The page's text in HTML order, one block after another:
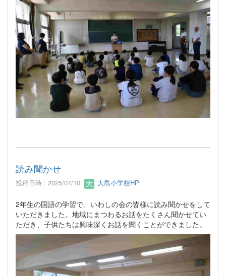
読み聞かせ
投稿日時 : 2025/07/10 大島小学校HP
2年生の国語の学習で、いわしの会の皆様に読み聞かせをして
いただきました。地域にまつわるお話をたくさん聞かせてい
ただき、子供たちは興味深くお話を聞くことができました。